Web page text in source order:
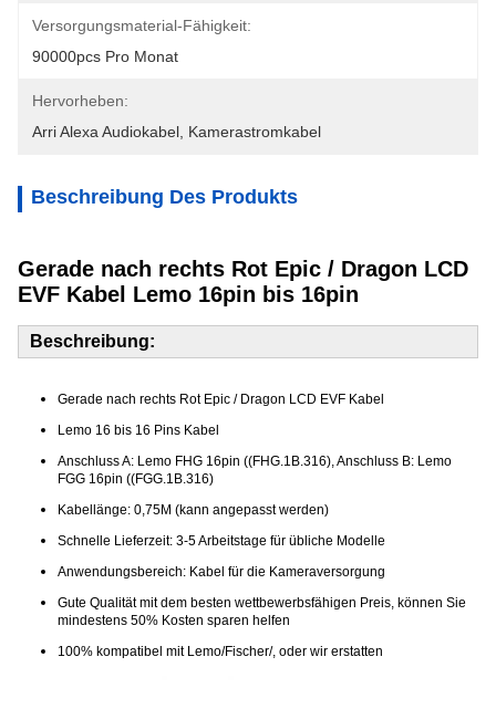
Versorgungsmaterial-Fähigkeit:
90000pcs Pro Monat
Hervorheben:
Arri Alexa Audiokabel Kamerastromkabel
Beschreibung Des Produkts
Gerade nach rechts Rot Epic / Dragon LCD
EVF Kabel Lemo 16pin bis 16pin
Beschreibung:
Gerade nach rechts Rot Epic / Dragon LCD EVF Kabel
Lemo 16 bis 16 Pins Kabel
Anschluss A: Lemo FHG 16pin ((FHG.1B.316), Anschluss B: Lemo
FGG 16pin ((FGG.1B.316)
Kabellänge: 0,75M (kann angepasst werden)
Schnelle Lieferzeit: 3-5 Arbeitstage für übliche Modelle
Anwendungsbereich: Kabel für die Kameraversorgung
Gute Qualität mit dem besten wettbewerbsfähigen Preis, können Sie
mindestens 50% Kosten sparen helfen
100% kompatibel mit Lemo/Fischer/, oder wir erstatten